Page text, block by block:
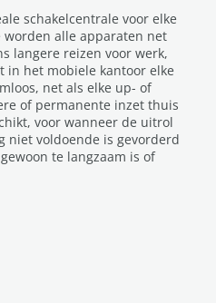
schakelcentrale voor elke
worden alle apparaten net
langere reizen voor werk,
in het mobiele kantoor elke
net als elke up- of
of permanente inzet thuis
voor wanneer de uitrol
niet voldoende is gevorderd
te langzaam is of